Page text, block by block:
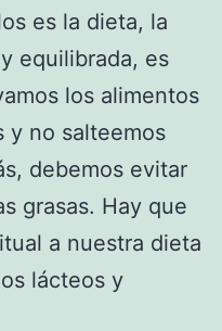
es la dieta, la
equilibrada, es
los alimentos
y no salteemos
debemos evitar
grasas. Hay que
a nuestra dieta
lácteos y